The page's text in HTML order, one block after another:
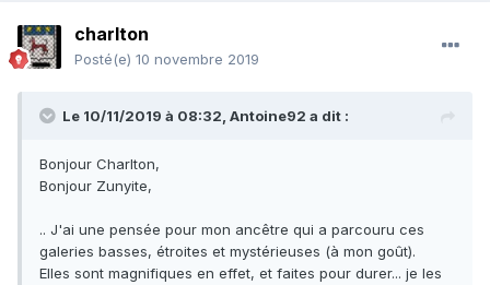
charlton
Posté(e) 10 novembre 2019
Le 10/11/2019 à 08:32, Antoine92 a dit :
Bonjour Charlton,
Bonjour Zunyite,
.. J'ai une pensée pour mon ancêtre qui a parcouru ces
galeries basses, étroites et mystérieuses (à mon goût).
Elles sont magnifiques en effet, et faites pour durer... je les